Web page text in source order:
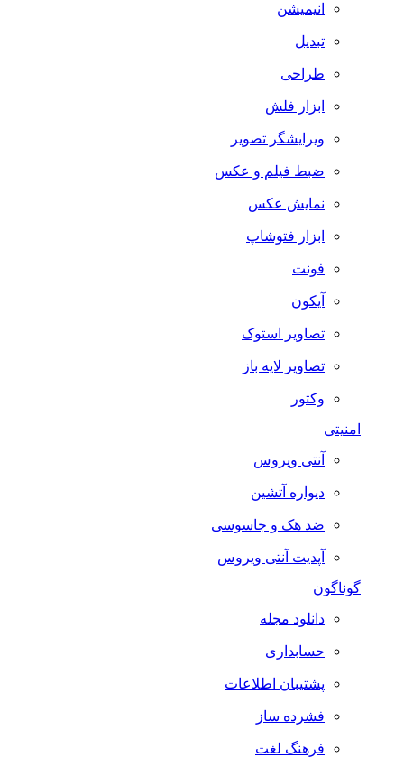
انیمیشن
تبدیل
طراحی
ابزار فلش
ویرایشگر تصویر
ضبط فيلم و عكس
نمایش عکس
ابزار فتوشاپ
فونت
آیکون
تصاویر استوک
تصاویر لایه باز
وکتور
امنیتی
آنتی ویروس
دیواره آتشین
ضد هک و جاسوسی
آپدیت آنتی ویروس
گوناگون
دانلود مجله
حسابداری
پشتیبان اطلاعات
فشرده ساز
فرهنگ لغت